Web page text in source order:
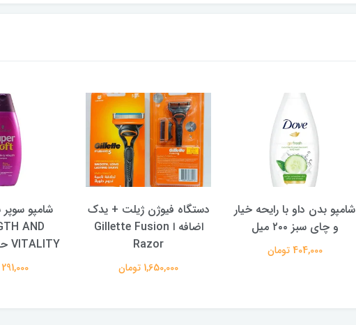
شامپو بدن داو با رایحه خیار
و چای سبز ۲۰۰ میل
404,000 تومان
دستگاه فیوژن ژیلت + یدک
اضافه ا Gillette Fusion
Razor
1,650,000 تومان
شامپو
AND
VITALITY حجم 400 میل
291,000 تومان